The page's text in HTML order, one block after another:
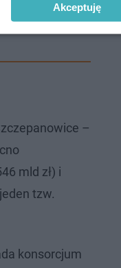
–
mld zł) i
tzw.
konsorcjum
Akceptuję